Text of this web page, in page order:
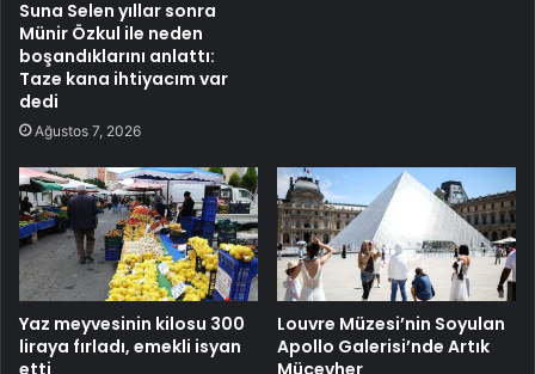
Suna Selen yıllar sonra
Münir Özkul ile neden
boşandıklarını anlattı:
Taze kana ihtiyacım var
dedi
Ağustos 7, 2026
Yaz meyvesinin kilosu 300
liraya fırladı, emekli isyan
Louvre Müzesi’nin Soyulan
Apollo Galerisi’nde Artık